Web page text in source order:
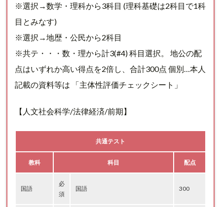
※選択→数学・理科から3科目 (理科基礎は2科目で1科
目とみなす)
※選択→地歴・公民から2科目
※共テ・・・数・理から計3(#4) 科目選択。 地公の配
点はいずれか高い得点を2倍し、合計300点 個別…本人
記載の資料等は 「主体性評価チェックシート」
【人文社会科学/法律経済/前期】
共通テスト
教科 科目 配点
国語
必
須
国語 300